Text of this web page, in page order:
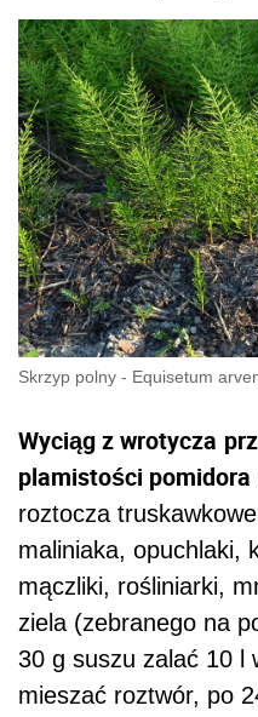
Skrzyp polny - Equisetum
Wyciąg z wrotycza
plamistości pomidora
roztocza
maliniaka, opuchlaki,
mączliki, rośliniarki,
ziela (zebranego na
30 g suszu zalać 10 l
mieszać roztwór, po